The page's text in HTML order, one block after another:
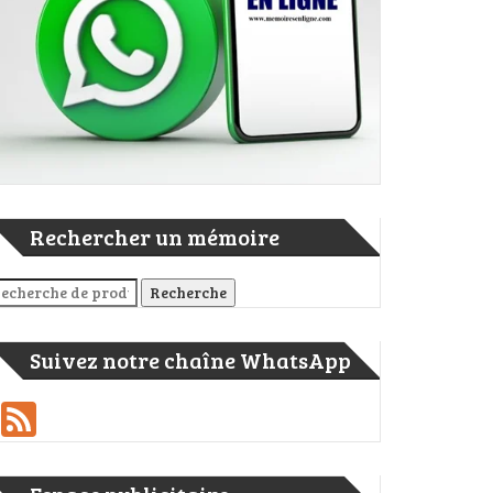
Rechercher un mémoire
pour : Recherche
Suivez notre chaîne WhatsApp